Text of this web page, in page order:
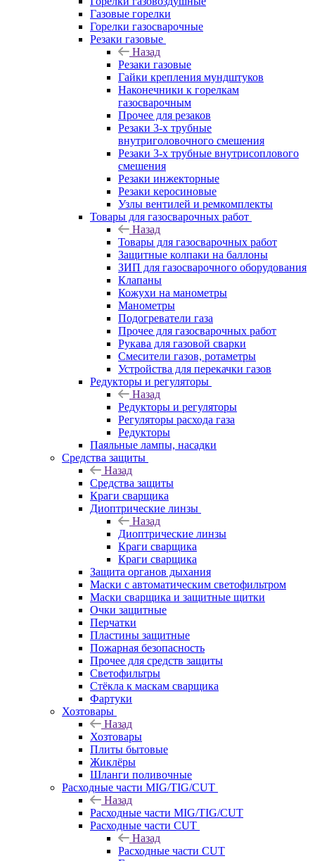
Газовые горелки
Горелки газосварочные
Резаки газовые
Назад
Резаки газовые
Гайки крепления мундштуков
Наконечники к горелкам
газосварочным
Прочее для резаков
Резаки 3-х трубные
внутриголовочного смешения
Резаки 3-х трубные внутрисоплового
смешения
Резаки инжекторные
Резаки керосиновые
Узлы вентилей и ремкомплекты
Товары для газосварочных работ
Назад
Товары для газосварочных работ
Защитные колпаки на баллоны
ЗИП для газосварочного оборудования
Клапаны
Кожухи на манометры
Манометры
Подогреватели газа
Прочее для газосварочных работ
Рукава для газовой сварки
Смесители газов, ротаметры
Устройства для перекачки газов
Редукторы и регуляторы
Назад
Редукторы и регуляторы
Регуляторы расхода газа
Редукторы
Паяльные лампы, насадки
Средства защиты
Назад
Средства защиты
Краги сварщика
Диоптрические линзы
Назад
Диоптрические линзы
Краги сварщика
Краги сварщика
Защита органов дыхания
Маски с автоматическим светофильтром
Маски сварщика и защитные щитки
Очки защитные
Перчатки
Пластины защитные
Пожарная безопасность
Прочее для средств защиты
Светофильтры
Стёкла к маскам сварщика
Фартуки
Хозтовары
Назад
Хозтовары
Плиты бытовые
Жиклёры
Шланги поливочные
Расходные части MIG/TIG/CUT
Назад
Расходные части MIG/TIG/CUT
Расходные части CUT
Назад
Расходные части CUT